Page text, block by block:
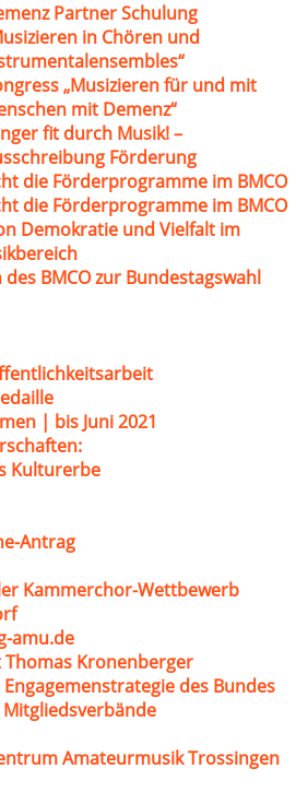
Partner Schulung
in Chören und
„Musizieren für und mit
mit Demenz“
fit durch Musik! –
Förderung
die Förderprogramme im BMCO
die Förderprogramme im BMCO
Demokratie und Vielfalt im
BMCO zur Bundestagswahl
| bis Juni 2021
Kulturerbe
Antrag
Kammerchor-Wettbewerb
amu.de
Kronenberger
des Bundes
Mitgliedsverbände
Amateurmusik Trossingen